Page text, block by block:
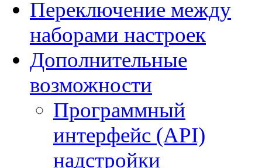
Переключение между
наборами настроек
Дополнительные
возможности
Программный
интерфейс (API)
надстройки